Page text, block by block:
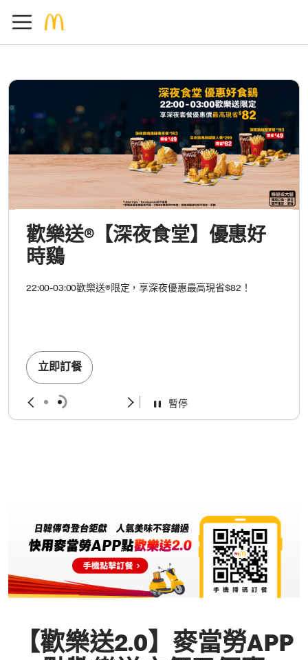
歡樂送®【深夜食堂】優惠好
時鷄
22:00-03:00歡樂送®限定，享深夜優惠最高現省$82！
立即訂餐
暫停
【歡樂送2.0】麥當勞APP